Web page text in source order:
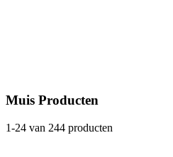
Muis Producten
1-24 van 244 producten